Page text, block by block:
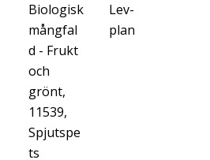
Biologisk
mångfal
d - Frukt
och
grönt,
11539,
Spjutspe
ts
Lev-
plan